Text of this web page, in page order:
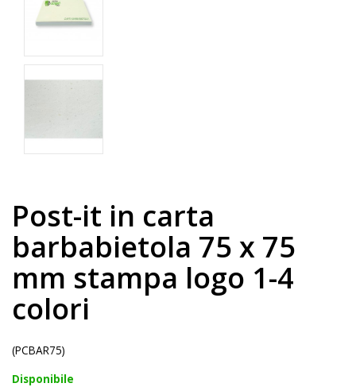
Post-it in carta
barbabietola 75 x 75
mm stampa logo 1-4
colori
(PCBAR75)
Disponibile